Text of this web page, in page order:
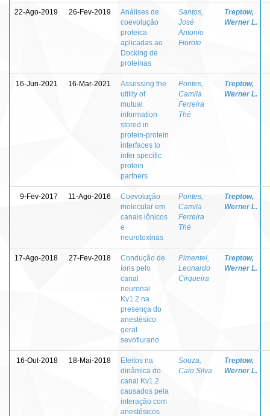
22-Ago-2019 26-Fev-2019
Análises de
coevolução
proteica
aplicadas ao
Docking de
proteínas
Santos,
José
Antonio
Fiorote
Treptow,
Werner L.
16-Jun-2021 16-Mar-2021
Assessing the
utility of
mutual
information
stored in
protein-protein
interfaces to
infer specific
protein
partners
Pontes,
Camila
Ferreira
Thé
Treptow,
Werner L.
9-Fev-2017 11-Ago-2016
Coevolução
molecular em
canais iônicos
e
neurotoxinas
Pontes,
Camila
Ferreira
Thé
Treptow,
Werner L.
17-Ago-2018 27-Fev-2018
Condução de
íons pelo
canal
neuronal
Kv1.2 na
presença do
anestésico
geral
sevoflurano
Pimentel,
Leonardo
Cirqueira
Treptow,
Werner L.
16-Out-2018 18-Mai-2018
Efeitos na
dinâmica do
canal Kv1.2
causados pela
interação com
anestésicos
Souza,
Caio Silva
Treptow,
Werner L.